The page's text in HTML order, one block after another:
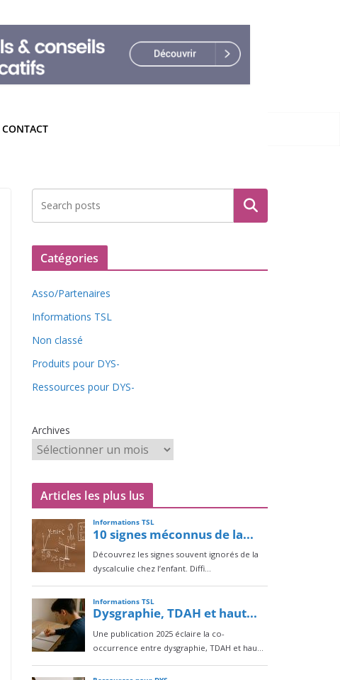
CONTACT
Rechercher
Catégories
Asso/Partenaires
Informations TSL
Non classé
Produits pour DYS-
Ressources pour DYS-
Archives
Articles les plus lus